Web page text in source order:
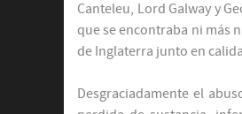
Canteleu, Lord Galway y
que se encontraba ni más
de Inglaterra junto en
Desgraciadamente el